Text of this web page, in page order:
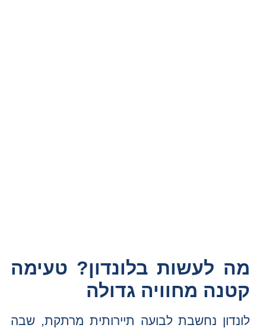
מה לעשות בלונדון? טעימה
קטנה מחוויה גדולה
לונדון נחשבת לבועה תיירותית מרתקת, שבה